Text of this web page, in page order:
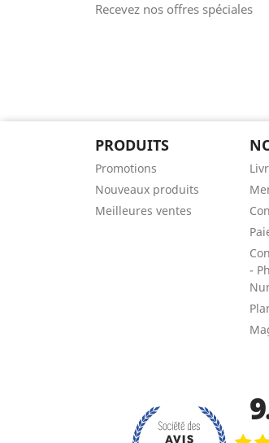
Recevez nos offres spéciales
PRODUITS
Promotions
Nouveaux produits
Meilleures ventes
-